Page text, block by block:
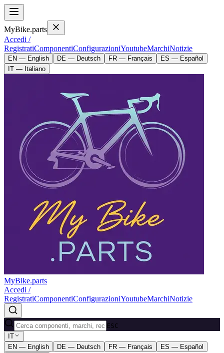
MyBike.parts
Accedi /
RegistratiComponentiConfigurazioniYoutubeMarchiNotizie
EN — English DE — Deutsch FR — Français
ES — Español
IT — Italiano
MyBike.parts
Accedi /
RegistratiComponentiConfigurazioniYoutubeMarchiNotizie
ESC
IT
EN — English
DE — Deutsch FR — Français
ES — Español